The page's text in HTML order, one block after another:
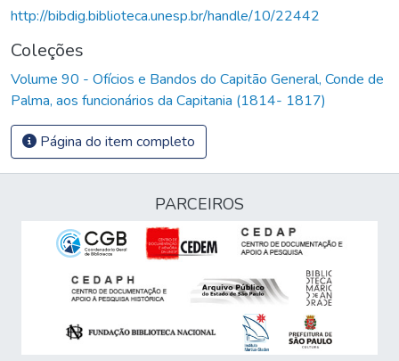
http://bibdig.biblioteca.unesp.br/handle/10/22442
Coleções
Volume 90 - Ofícios e Bandos do Capitão General, Conde de
Palma, aos funcionários da Capitania (1814- 1817)
Página do item completo
PARCEIROS